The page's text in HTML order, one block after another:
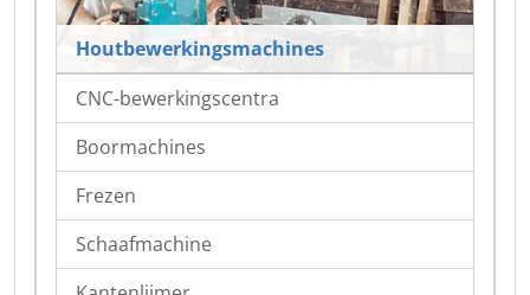
Houtbewerkingsmachines
CNC-bewerkingscentra
Boormachines
Frezen
Schaafmachine